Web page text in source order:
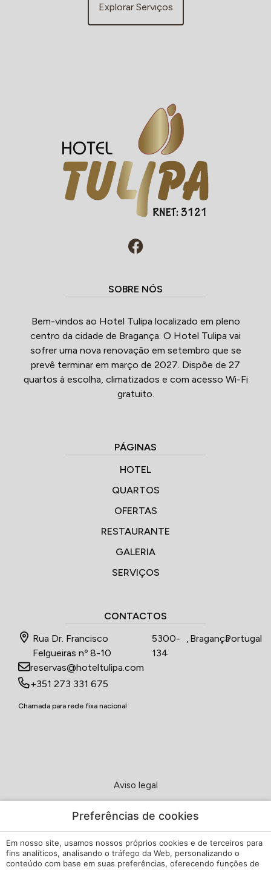
Explorar Serviços
SOBRE NÓS
Bem-vindos ao Hotel Tulipa localizado em pleno
centro da cidade de Bragança. O Hotel Tulipa vai
sofrer uma nova renovação em setembro que se
prevê terminar em março de 2027. Dispõe de 27
quartos à escolha, climatizados e com acesso Wi-Fi
gratuito.
PÁGINAS
HOTEL
QUARTOS
OFERTAS
RESTAURANTE
GALERIA
SERVIÇOS
CONTACTOS
Rua Dr. Francisco
Felgueiras nº 8-10
5300-
134
Bragança
,Portugal
reservas@hoteltulipa.com
+351 273 331 675
Chamada para rede fixa nacional
Aviso legal
Política de Privacidade
Política de cookies
Preferências de cookies
Em nosso site, usamos nossos próprios cookies e de terceiros para
fins analíticos, analisando o tráfego da Web, personalizando o
conteúdo com base em suas preferências, oferecendo funções de